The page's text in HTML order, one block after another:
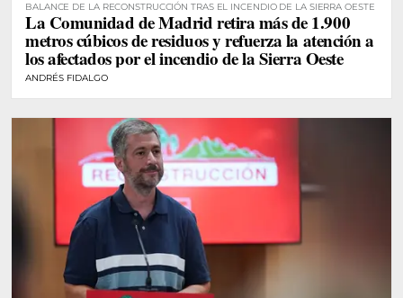
BALANCE DE LA RECONSTRUCCIÓN TRAS EL INCENDIO DE LA SIERRA OESTE
La Comunidad de Madrid retira más de 1.900
metros cúbicos de residuos y refuerza la atención a
los afectados por el incendio de la Sierra Oeste
ANDRÉS FIDALGO